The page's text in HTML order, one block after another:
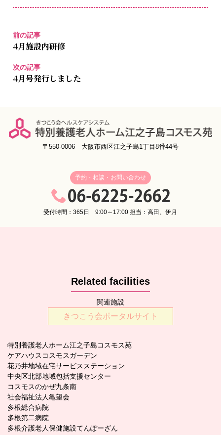
前の記事
4月施設内研修
次の記事
4月号発行しました
〒550-0006 大阪市西区江之子島1丁目8番44号
予約・相談・お問い合わせ
受付時間：365日 9:00～17:00 担当：高田、伊月
Related facilities
関連施設
きつこう会ポータルサイト
特別養護老人ホーム江之子島コスモス苑
ケアハウスコスモスガーデン
花乃井地域在宅サービスステーション
中央区北部地域包括支援センター
コスモスのかぜ九条南
社会福祉法人亀望会
多根総合病院
多根第二病院
多根介護老人保健施設てんぽーざん